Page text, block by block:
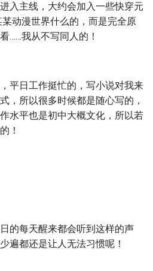
入主线，大约会加入一些快穿元
动漫世界什么的，而是完全原
……我从不写同人的！
平日工作挺忙的，写小说对我来
，所以很多时候都是随心写的，
水平也是初中大概文化，所以若
！
的每天醒来都会听到这样的声
遍都还是让人无法习惯呢！